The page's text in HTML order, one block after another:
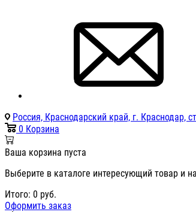
Россия, Краснодарский край, г. Краснодар,
0 Корзина
Ваша корзина пуста
Выберите в каталоге интересующий товар и
Итого: 0 руб.
Оформить заказ